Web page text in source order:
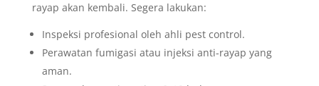
rayap akan kembali. Segera lakukan:
Inspeksi profesional oleh ahli pest control.
Perawatan fumigasi atau injeksi anti-rayap yang
aman.